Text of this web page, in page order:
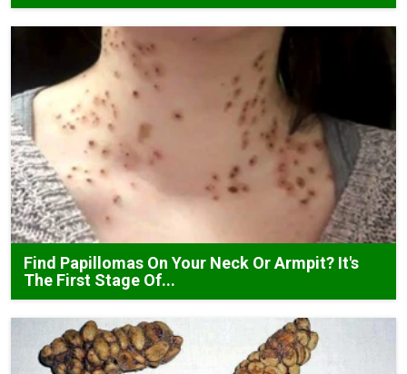
Find Papillomas On Your Neck Or Armpit? It's
The First Stage Of...